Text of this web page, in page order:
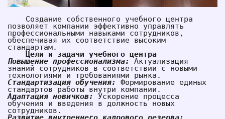
позволяет компании эффективно управлять
профессиональными навыками сотрудников,
обеспечивая их соответствие высоким
стандартам.
Цели и задачи учебного центра
Повышение профессионализма:
Актуализация
знаний сотрудников в соответствии с новыми
технологиями и требованиями рынка.
Стандартизация обучения:
Формирование единых
стандартов работы внутри компании.
Адаптация новичков:
Ускорение процесса
обучения и введения в должность новых
сотрудников.